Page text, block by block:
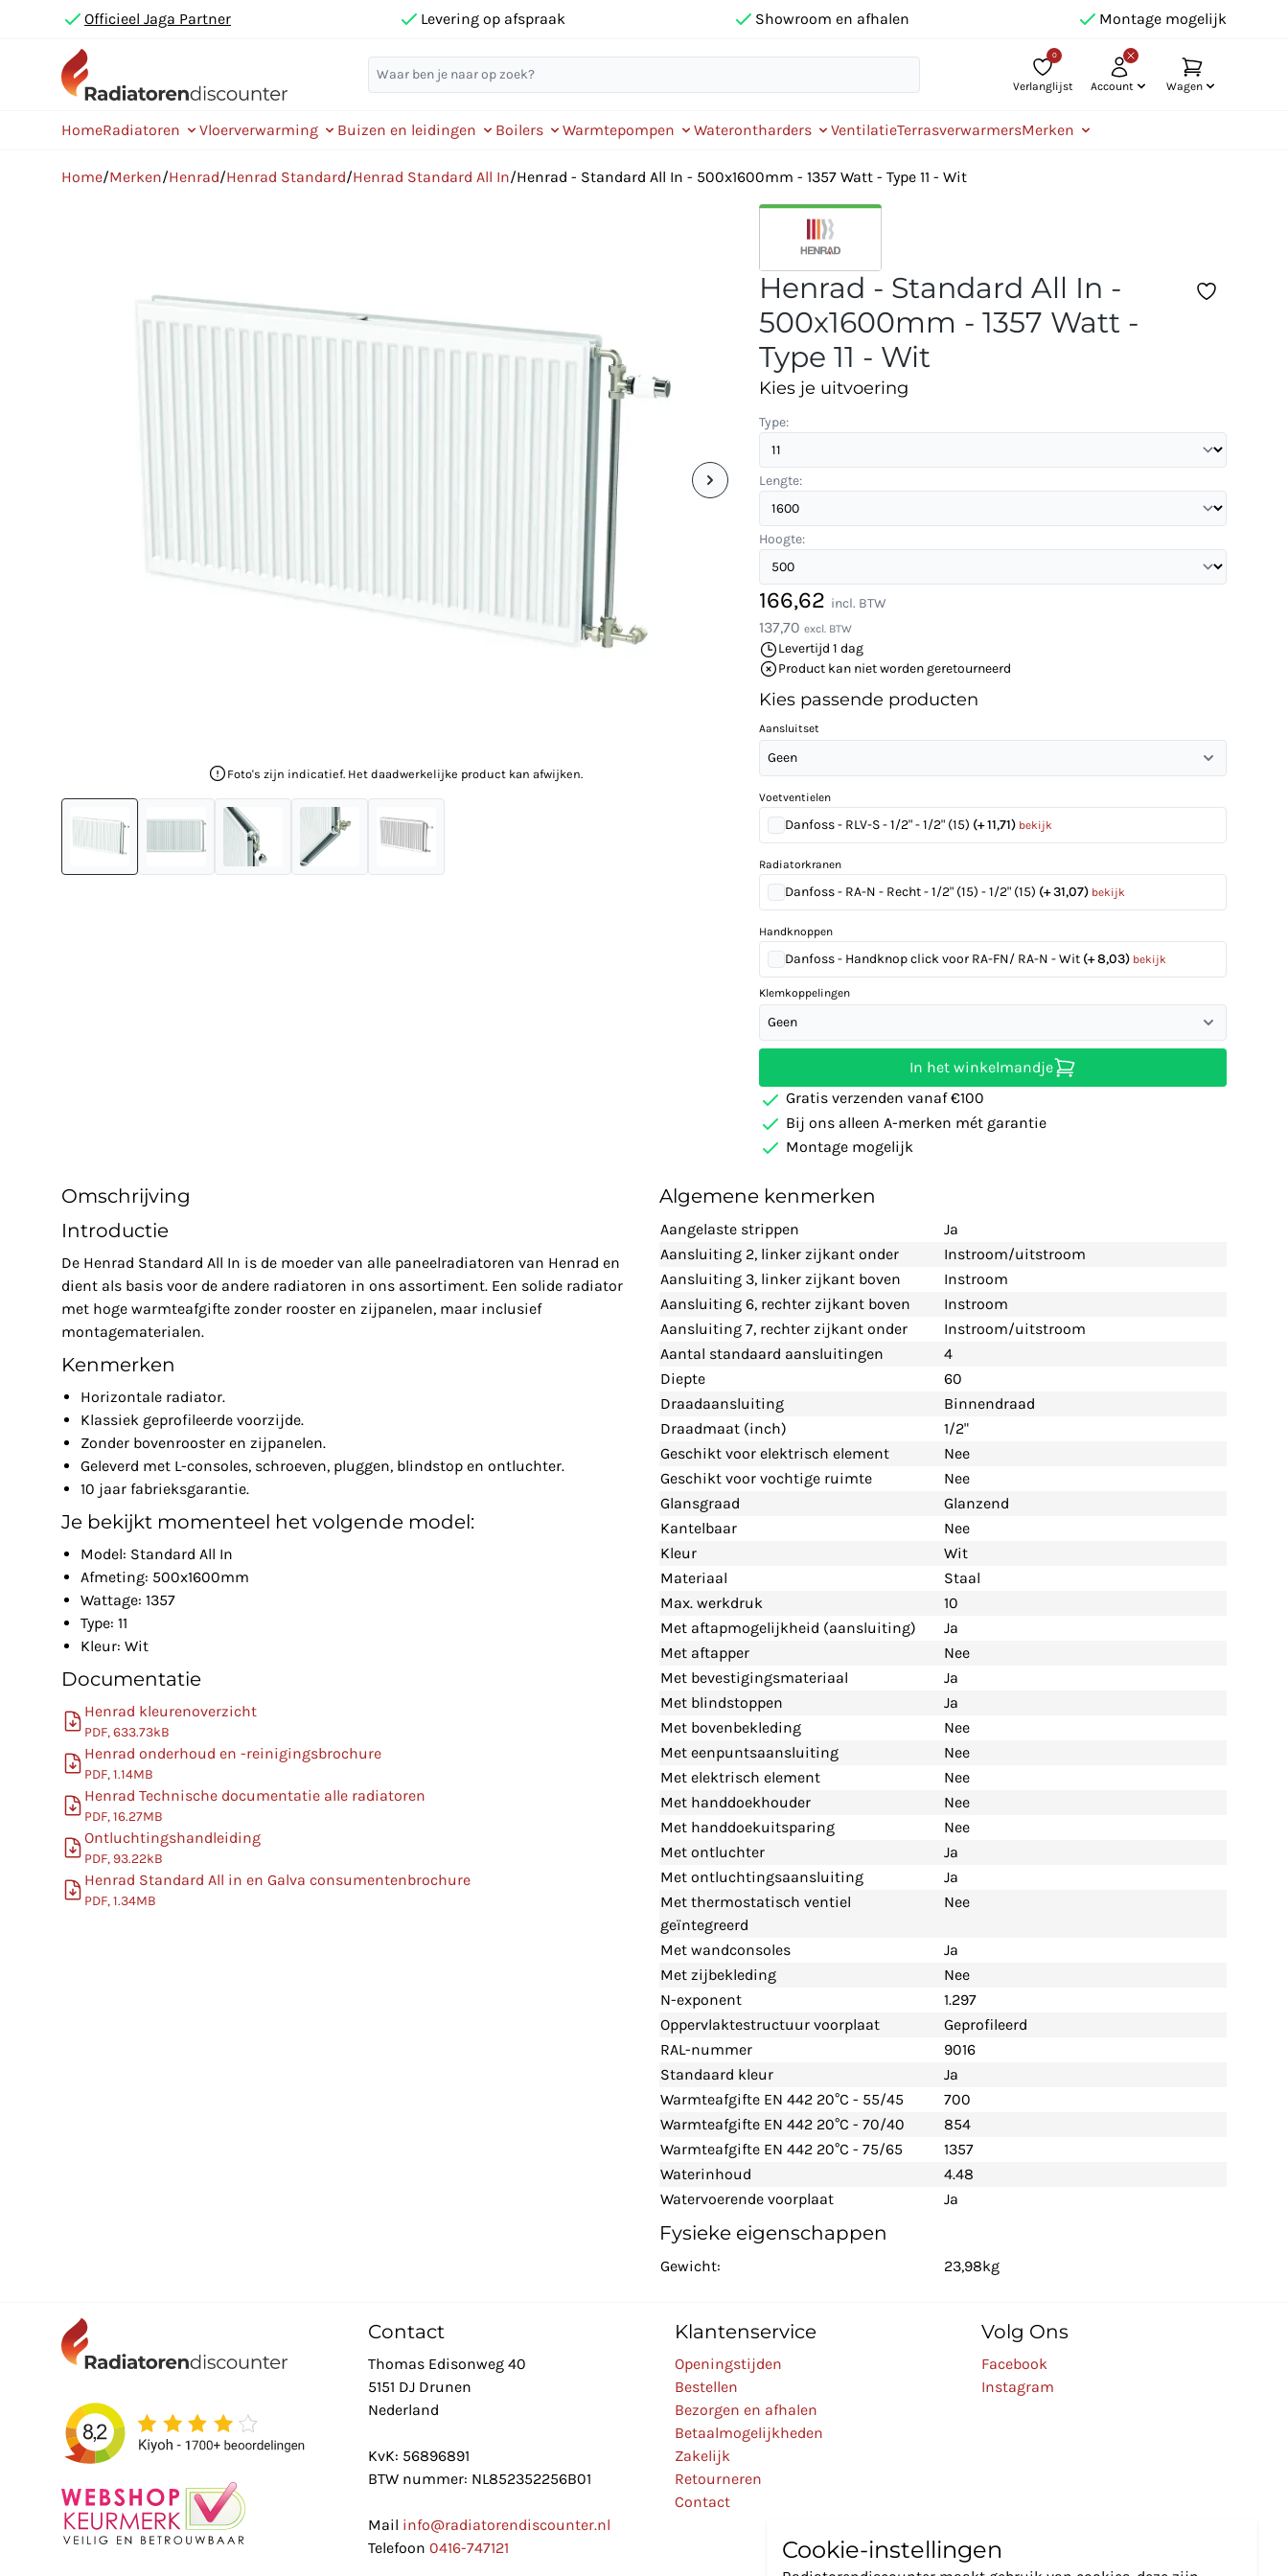
Officieel Jaga Partner Levering op afspraak Showroom en afhalen Montage mogelijk
0
Verlanglijst Account Wagen
HomeRadiatoren Vloerverwarming Buizen en leidingen Boilers Warmtepompen Waterontharders VentilatieTerrasverwarmersMerken
Home/Merken/Henrad/Henrad Standard/Henrad Standard All In/Henrad - Standard All In - 500x1600mm - 1357 Watt - Type 11 - Wit
Foto's zijn indicatief. Het daadwerkelijke product kan afwijken.
Henrad - Standard All In -
500x1600mm - 1357 Watt -
Type 11 - Wit
Kies je uitvoering
Type:
Lengte:
Hoogte:
166,62 incl. BTW
137,70 excl. BTW
Levertijd 1 dag
Product kan niet worden geretourneerd
Kies passende producten
Aansluitset
Geen
Voetventielen
Danfoss - RLV-S - 1/2" - 1/2" (15) (+ 11,71) bekijk
Radiatorkranen
Danfoss - RA-N - Recht - 1/2" (15) - 1/2" (15) (+ 31,07) bekijk
Handknoppen
Danfoss - Handknop click voor RA-FN/ RA-N - Wit (+ 8,03) bekijk
Klemkoppelingen
Geen
In het winkelmandje
Gratis verzenden vanaf €100
Bij ons alleen A-merken mét garantie
Montage mogelijk
Omschrijving
Introductie
De Henrad Standard All In is de moeder van alle paneelradiatoren van Henrad en
dient als basis voor de andere radiatoren in ons assortiment. Een solide radiator
met hoge warmteafgifte zonder rooster en zijpanelen, maar inclusief
montagematerialen.
Kenmerken
Horizontale radiator.
Klassiek geprofileerde voorzijde.
Zonder bovenrooster en zijpanelen.
Geleverd met L-consoles, schroeven, pluggen, blindstop en ontluchter.
10 jaar fabrieksgarantie.
Je bekijkt momenteel het volgende model:
Model: Standard All In
Afmeting: 500x1600mm
Wattage: 1357
Type: 11
Kleur: Wit
Documentatie
Henrad kleurenoverzicht
PDF, 633.73kB
Henrad onderhoud en -reinigingsbrochure
PDF, 1.14MB
Henrad Technische documentatie alle radiatoren
PDF, 16.27MB
Ontluchtingshandleiding
PDF, 93.22kB
Henrad Standard All in en Galva consumentenbrochure
PDF, 1.34MB
Algemene kenmerken
Aangelaste strippen
Ja
Aansluiting 2, linker zijkant onder
Instroom/uitstroom
Aansluiting 3, linker zijkant boven
Instroom
Aansluiting 6, rechter zijkant boven
Instroom
Aansluiting 7, rechter zijkant onder
Instroom/uitstroom
Aantal standaard aansluitingen
4
Diepte
60
Draadaansluiting
Binnendraad
Draadmaat (inch)
1/2"
Geschikt voor elektrisch element
Nee
Geschikt voor vochtige ruimte
Nee
Glansgraad
Glanzend
Kantelbaar
Nee
Kleur
Wit
Materiaal
Staal
Max. werkdruk
10
Met aftapmogelijkheid (aansluiting)
Ja
Met aftapper
Nee
Met bevestigingsmateriaal
Ja
Met blindstoppen
Ja
Met bovenbekleding
Nee
Met eenpuntsaansluiting
Nee
Met elektrisch element
Nee
Met handdoekhouder
Nee
Met handdoekuitsparing
Nee
Met ontluchter
Ja
Met ontluchtingsaansluiting
Ja
Met thermostatisch ventiel
geïntegreerd
Nee
Met wandconsoles
Ja
Met zijbekleding
Nee
N-exponent
1.297
Oppervlaktestructuur voorplaat
Geprofileerd
RAL-nummer
9016
Standaard kleur
Ja
Warmteafgifte EN 442 20°C - 55/45
700
Warmteafgifte EN 442 20°C - 70/40
854
Warmteafgifte EN 442 20°C - 75/65
1357
Waterinhoud
4.48
Watervoerende voorplaat
Ja
Fysieke eigenschappen
Gewicht: 23,98kg
Contact
Thomas Edisonweg 40
5151 DJ Drunen
Nederland
KvK: 56896891
BTW nummer: NL852352256B01
Mail info@radiatorendiscounter.nl
Telefoon 0416-747121
Klantenservice
Openingstijden
Bestellen
Bezorgen en afhalen
Betaalmogelijkheden
Zakelijk
Retourneren
Contact
Volg Ons
Facebook
Instagram
Cookie-instellingen